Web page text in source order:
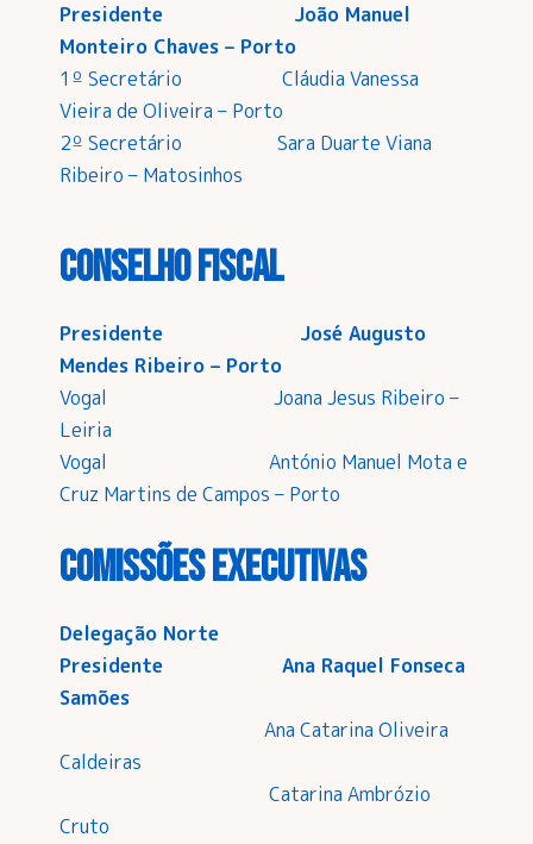
Presidente João Manuel
Monteiro Chaves – Porto
1º Secretário Cláudia Vanessa
Vieira de Oliveira – Porto
2º Secretário Sara Duarte Viana
Ribeiro – Matosinhos
Conselho Fiscal
Presidente José Augusto
Mendes Ribeiro – Porto
Vogal Joana Jesus Ribeiro –
Leiria
Vogal António Manuel Mota e
Cruz Martins de Campos – Porto
Comissões Executivas
Delegação Norte
Presidente Ana Raquel Fonseca
Samões
Ana Catarina Oliveira
Caldeiras
Catarina Ambrózio
Cruto